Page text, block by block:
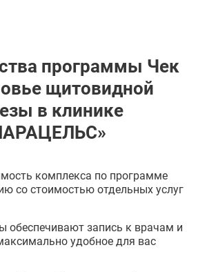
программы Чек
щитовидной
в клинике
комплекса по программе
со стоимостью отдельных услуг
обеспечивают запись к врачам и
удобное для вас